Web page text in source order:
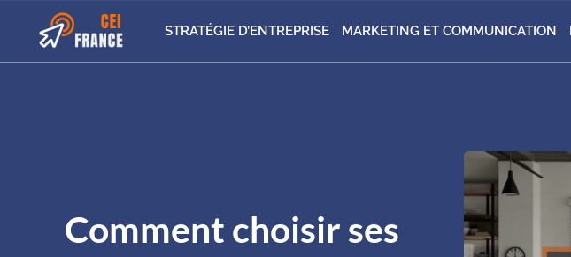
STRATÉGIE D’ENTREPRISE MARKETING ET COMMUNICATION
Comment choisir ses